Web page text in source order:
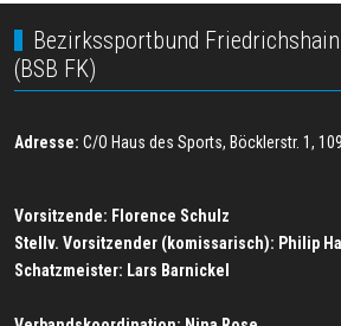
Bezirkssportbund
(BSB FK)
Adresse: C/O Haus des Sports, Böcklerstr. 1,
Vorsitzende: Florence Schulz
Stellv. Vorsitzender (komissarisch): Philip
Schatzmeister: Lars Barnickel